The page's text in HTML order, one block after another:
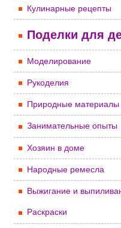
Кулинарные рецепты
Поделки для
Моделирование
Рукоделия
Природные материалы
Занимательные опыты
Хозяин в доме
Народные ремесла
Выжигание и
Раскраски